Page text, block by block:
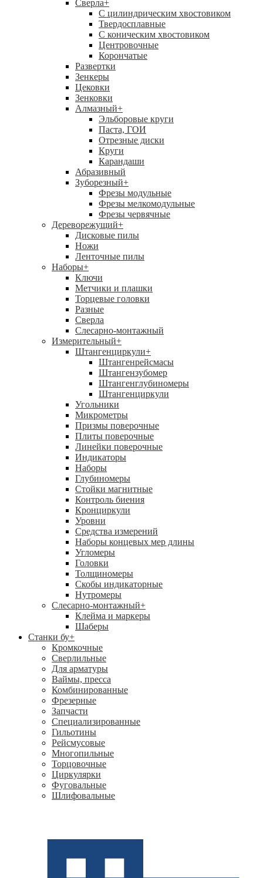
Сверла+
С цилиндрическим хвостовиком
Твердосплавные
С коническим хвостовиком
Центровочные
Корончатые
Развертки
Зенкеры
Цековки
Зенковки
Алмазный+
Эльборовые круги
Паста, ГОИ
Отрезные диски
Круги
Карандаши
Абразивный
Зуборезный+
Фрезы модульные
Фрезы мелкомодульные
Фрезы червячные
Дереворежущий+
Дисковые пилы
Ножи
Ленточные пилы
Наборы+
Ключи
Метчики и плашки
Торцевые головки
Разные
Сверла
Слесарно-монтажный
Измерительный+
Штангенциркули+
Штангенрейсмасы
Штангензубомер
Штангенглубиномеры
Штангенциркули
Угольники
Микрометры
Призмы поверочные
Плиты поверочные
Линейки поверочные
Индикаторы
Наборы
Глубиномеры
Стойки магнитные
Контроль биения
Кронциркули
Уровни
Средства измерений
Наборы концевых мер длины
Угломеры
Головки
Толщиномеры
Скобы индикаторные
Нутромеры
Слесарно-монтажный+
Клейма и маркеры
Шаберы
Станки бу+
Кромкочные
Сверлильные
Для арматуры
Ваймы, пресса
Комбинированные
Фрезерные
Запчасти
Специализированные
Гильотины
Рейсмусовые
Многопильные
Торцовочные
Циркулярки
Фуговальные
Шлифовальные